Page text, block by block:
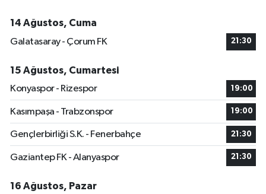
14 Ağustos, Cuma
Galatasaray - Çorum FK
21:30
15 Ağustos, Cumartesi
Konyaspor - Rizespor
19:00
Kasımpaşa - Trabzonspor 19:00
Gençlerbirliği S.K. - Fenerbahçe 21:30
Gaziantep FK - Alanyaspor 21:30
16 Ağustos, Pazar